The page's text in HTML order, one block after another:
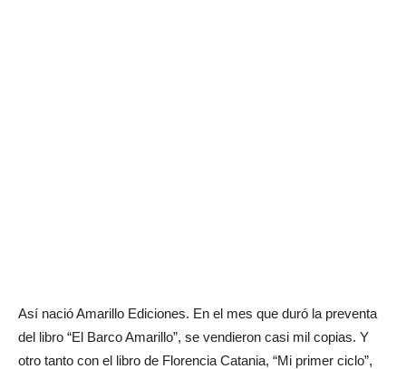
Así nació Amarillo Ediciones. En el mes que duró la preventa
del libro “El Barco Amarillo”, se vendieron casi mil copias. Y
otro tanto con el libro de Florencia Catania, “Mi primer ciclo”,